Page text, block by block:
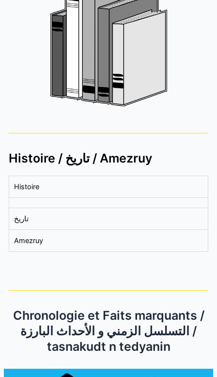
Histoire / تاريخ / Amezruy
Histoire
تاريخ
Amezruy
Chronologie et Faits marquants /
التسلسل الزمني و الأحداث البارزة /
tasnakudt n tedyanin